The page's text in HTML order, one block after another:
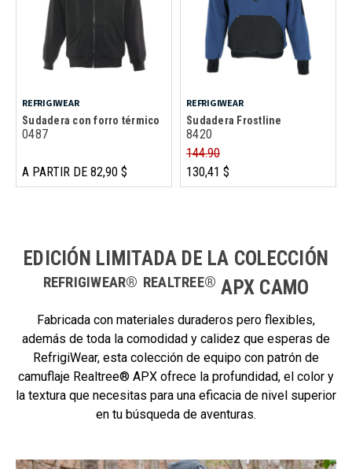
REFRIGIWEAR
Sudadera con forro térmico
0487
A PARTIR DE 82,90 $
REFRIGIWEAR
Sudadera Frostline
8420
144.90
130,41 $
EDICIÓN LIMITADA DE LA COLECCIÓN
REFRIGIWEAR® REALTREE® APX CAMO
Fabricada con materiales duraderos pero flexibles,
además de toda la comodidad y calidez que esperas de
RefrigiWear, esta colección de equipo con patrón de
camuflaje Realtree® APX ofrece la profundidad, el color y
la textura que necesitas para una eficacia de nivel superior
en tu búsqueda de aventuras.